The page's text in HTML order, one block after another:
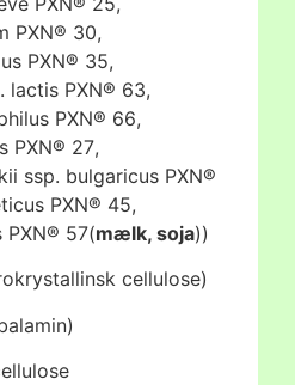
30,
PXN® 35,
PXN® 63,
PXN® 66,
27,
ssp. bulgaricus PXN®
PXN® 45,
57(mælk, soja))
cellulose)